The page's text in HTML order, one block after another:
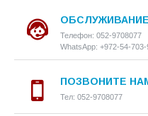
Телефон: 052-9708077
WhatsApp: +972-54-
ПОЗВОНИТЕ
Тел: 052-9708077